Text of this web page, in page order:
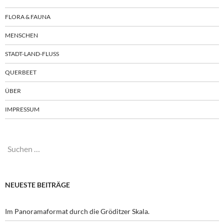
FLORA & FAUNA
MENSCHEN
STADT-LAND-FLUSS
QUERBEET
ÜBER
IMPRESSUM
Suchen
NEUESTE BEITRÄGE
Im Panoramaformat durch die Gröditzer Skala.